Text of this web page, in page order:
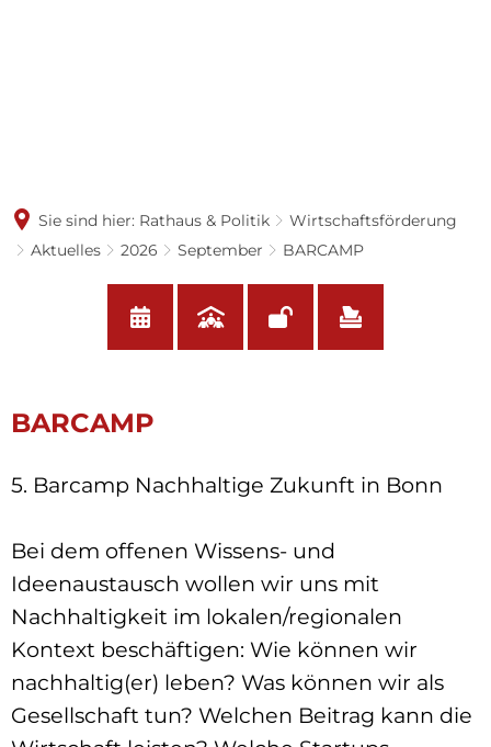
Sie sind hier: Rathaus & Politik
Wirtschaftsförderung
Aktuelles
2026 September BARCAMP
BARCAMP
5. Barcamp Nachhaltige Zukunft in Bonn
Bei dem offenen Wissens- und
Ideenaustausch wollen wir uns mit
Nachhaltigkeit im lokalen/regionalen
Kontext beschäftigen: Wie können wir
nachhaltig(er) leben? Was können wir als
Gesellschaft tun? Welchen Beitrag kann die